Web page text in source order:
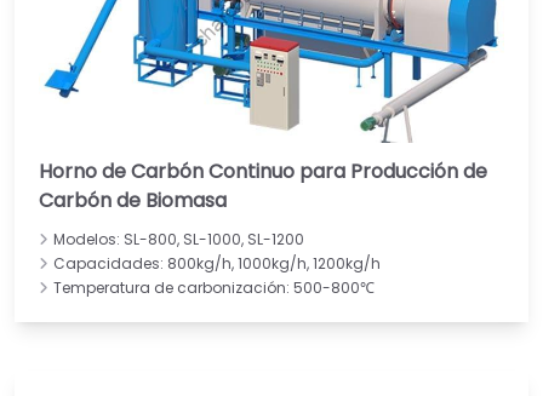
Horno de Carbón Continuo para Producción de
Carbón de Biomasa
Modelos: SL-800, SL-1000, SL-1200
Capacidades: 800kg/h, 1000kg/h, 1200kg/h
Temperatura de carbonización: 500-800℃